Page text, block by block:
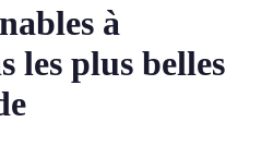
à
les plus belles